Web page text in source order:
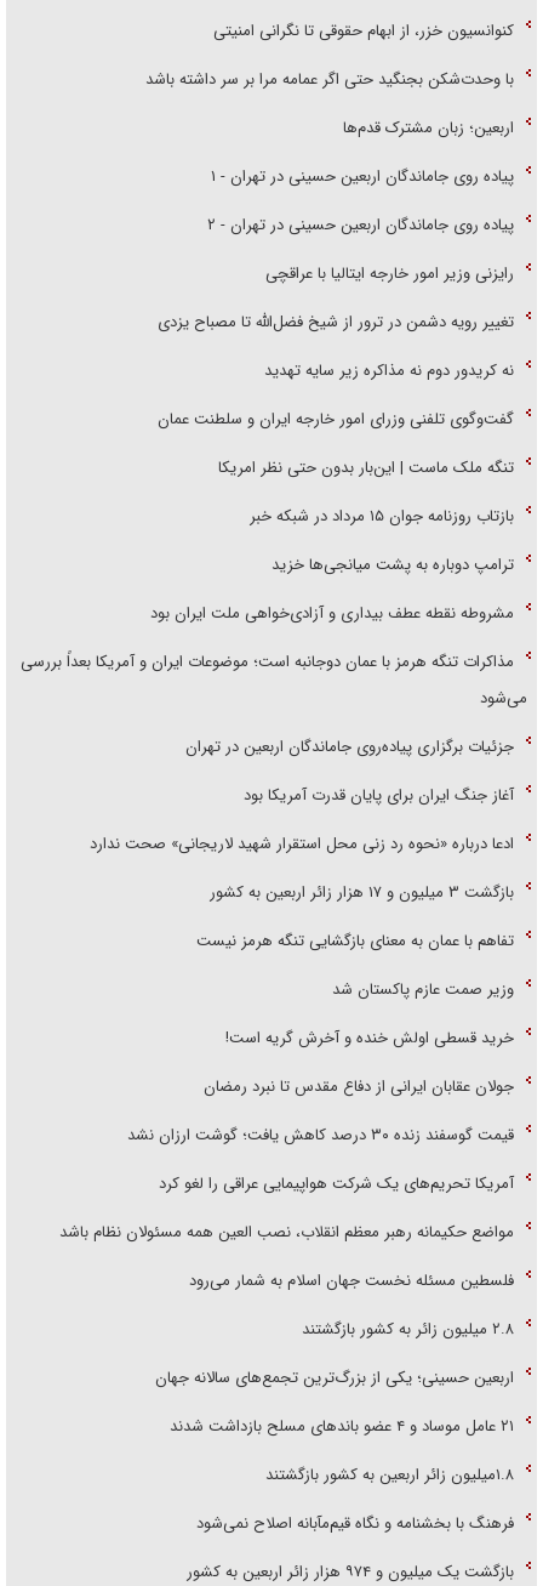
کنوانسیون خزر، از ابهام حقوقی تا نگرانی امنیتی
با وحدت‌شکن بجنگید حتی اگر عمامه مرا بر سر داشته باشد
اربعین؛ زبان مشترک قدم‌ها
پیاده روی جاماندگان اربعین حسینی در تهران - ۱
پیاده روی جاماندگان اربعین حسینی در تهران - ۲
رایزنی وزیر امور خارجه ایتالیا با عراقچی
تغییر رویه دشمن در ترور از شیخ فضل‌الله تا مصباح یزدی
نه کریدور دوم نه مذاکره زیر سایه تهدید
گفت‌وگوی تلفنی وزرای امور خارجه ایران و سلطنت عمان
تنگه ملک ماست | این‌بار بدون حتی نظر امریکا
بازتاب روزنامه جوان ۱۵ مرداد در شبکه خبر
ترامپ دوباره به پشت میانجی‌ها خزید
مشروطه نقطه عطف بیداری و آزادی‌خواهی ملت ایران بود
مذاکرات تنگه هرمز با عمان دوجانبه است؛ موضوعات ایران و آمریکا بعداً بررسی
می‌شود
جزئیات برگزاری پیاده‌روی جاماندگان اربعین در تهران
آغاز جنگ ایران برای پایان قدرت آمریکا بود
ادعا درباره «نحوه رد زنی محل استقرار شهید لاریجانی» صحت ندارد
بازگشت ۳ میلیون و ۱۷ هزار زائر اربعین به کشور
تفاهم با عمان به معنای بازگشایی تنگه هرمز نیست
وزیر صمت عازم پاکستان شد
خرید قسطی اولش خنده و آخرش گریه است!
جولان عقابان ایرانی از دفاع مقدس تا نبرد رمضان
قیمت گوسفند زنده ۳۰ درصد کاهش یافت؛ گوشت ارزان نشد
آمریکا تحریم‌های یک شرکت هواپیمایی عراقی را لغو کرد
مواضع حکیمانه رهبر معظم انقلاب، نصب العین همه مسئولان نظام باشد
فلسطین مسئله نخست جهان اسلام به شمار می‌رود
۲.۸ میلیون زائر به کشور بازگشتند
اربعین حسینی؛ یکی از بزرگ‌ترین تجمع‌های سالانه جهان
۲۱ عامل موساد و ۴ عضو باند‌های مسلح بازداشت شدند
۱.۸میلیون زائر اربعین به کشور بازگشتند
فرهنگ با بخشنامه و نگاه قیم‌مآبانه اصلاح نمی‌شود
بازگشت یک میلیون و ۹۷۴ هزار زائر اربعین به کشور